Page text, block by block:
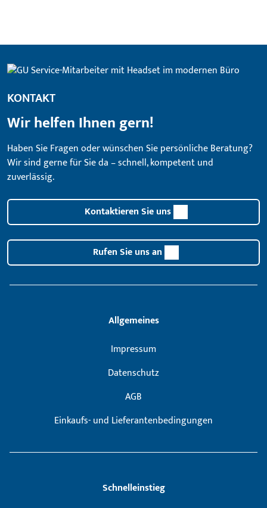
KONTAKT
Wir helfen Ihnen gern!
Haben Sie Fragen oder wünschen Sie persönliche Beratung?
Wir sind gerne für Sie da – schnell, kompetent und
zuverlässig.
Kontaktieren Sie uns
Rufen Sie uns an
Allgemeines
Impressum
Datenschutz
AGB
Einkaufs- und Lieferantenbedingungen
Schnelleinstieg